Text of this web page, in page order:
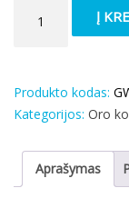
kiekis:
oras-
oras
Amber
Nordic
Į
Produkto kodas:
Kategorijos: Oro
Aprašymas